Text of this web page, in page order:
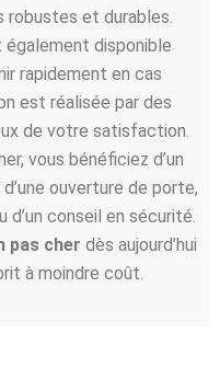
robustes et durables.
également disponible
rapidement en cas
est réalisée par des
de votre satisfaction.
vous bénéficiez d’un
d’une ouverture de porte,
d’un conseil en sécurité.
pas cher dès aujourd’hui
à moindre coût.